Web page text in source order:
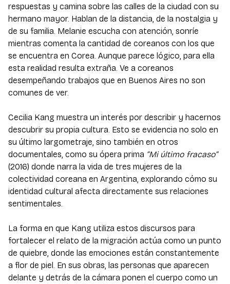
respuestas y camina sobre las calles de la ciudad con su
hermano mayor. Hablan de la distancia, de la nostalgia y
de su familia. Melanie escucha con atención, sonríe
mientras comenta la cantidad de coreanos con los que
se encuentra en Corea. Aunque parece lógico, para ella
esta realidad resulta extraña. Ve a coreanos
desempeñando trabajos que en Buenos Aires no son
comunes de ver.
Cecilia Kang muestra un interés por describir y hacernos
descubrir su propia cultura. Esto se evidencia no solo en
su último largometraje, sino también en otros
documentales, como su ópera prima “Mi último fracaso”
(2016) donde narra la vida de tres mujeres de la
colectividad coreana en Argentina, explorando cómo su
identidad cultural afecta directamente sus relaciones
sentimentales.
La forma en que Kang utiliza estos discursos para
fortalecer el relato de la migración actúa como un punto
de quiebre, donde las emociones están constantemente
a flor de piel. En sus obras, las personas que aparecen
delante y detrás de la cámara ponen el cuerpo como un